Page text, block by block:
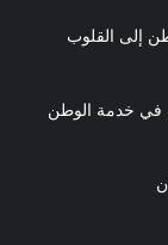
إلى القلوب
في خدمة الوطن